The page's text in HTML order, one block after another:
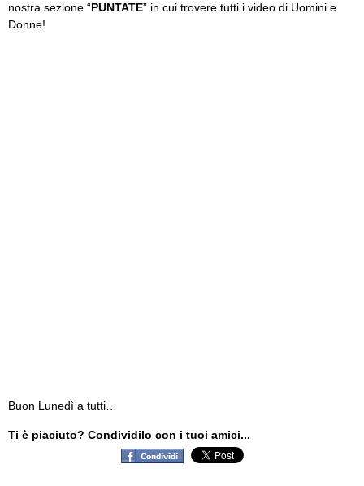
nostra sezione “PUNTATE” in cui trovere tutti i video di Uomini e
Donne!
Buon Lunedì a tutti…
Ti è piaciuto? Condividilo con i tuoi amici...